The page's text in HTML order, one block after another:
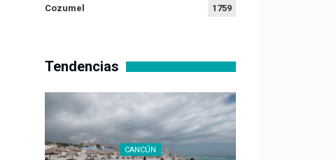
Cozumel 1759
Tendencias
CANCÚN